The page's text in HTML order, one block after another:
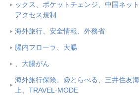
ックス、ポケットチェンジ、中国ネット
アクセス規制
海外旅行、安全情報、外務省
腸内フローラ、大腸
、大腸がん
海外旅行保険、@とらべる、三井住友海
上、TRAVEL-MODE